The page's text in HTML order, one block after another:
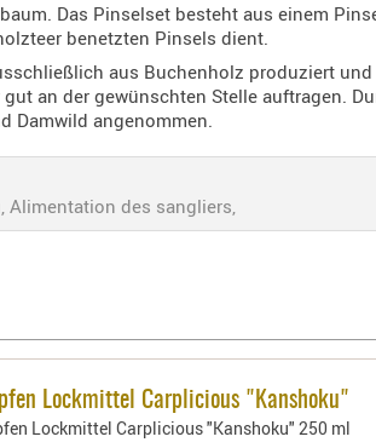
Das Pinselset besteht aus einem
benetzten Pinsels dient.
aus Buchenholz produziert
an der gewünschten Stelle auftragen.
Damwild angenommen.
Alimentation des sangliers,
Lockmittel Carplicious "Kanshoku"
Lockmittel Carplicious "Kanshoku" 250 ml